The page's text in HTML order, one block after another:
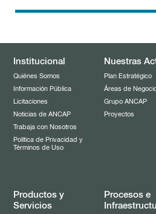
Información Pública
Noticias de ANCAP
Llamados de personal
Institucional
Quiénes Somos
Información Pública
Licitaciones
Noticias de ANCAP
Trabaja con Nosotros
Política de Privacidad y
Términos de Uso
Nuestras
Plan Estratégico
Áreas de
Grupo ANCAP
Proyectos
Productos y
Servicios
Procesos e